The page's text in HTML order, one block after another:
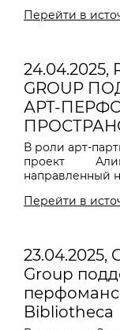
Перейти в
24.04.2025,
GROUP
АРТ-
В роли арт-
проект
направленный
Перейти в
23.04.2025,
Group
перфоманс
Bibliotheca